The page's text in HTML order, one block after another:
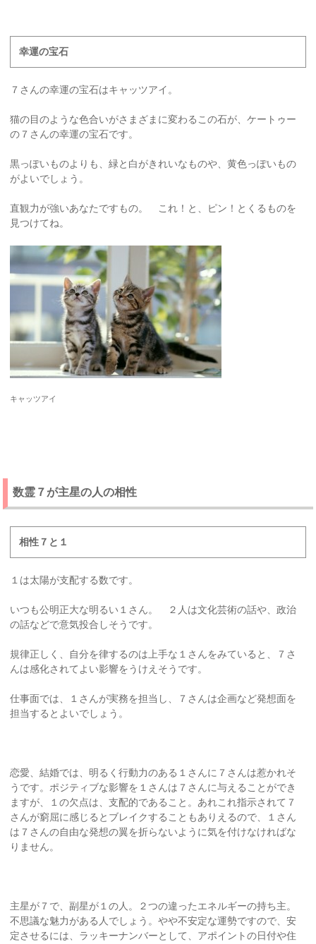
幸運の宝石
７さんの幸運の宝石はキャッツアイ。
猫の目のような色合いがさまざまに変わるこの石が、ケートゥー
の７さんの幸運の宝石です。
黒っぽいものよりも、緑と白がきれいなものや、黄色っぽいもの
がよいでしょう。
直観力が強いあなたですもの。 これ！と、ピン！とくるものを
見つけてね。
キャッツアイ
数霊７が主星の人の相性
相性７と１
１は太陽が支配する数です。
いつも公明正大な明るい１さん。 ２人は文化芸術の話や、政治
の話などで意気投合しそうです。
規律正しく、自分を律するのは上手な１さんをみていると、７さ
んは感化されてよい影響をうけえそうです。
仕事面では、１さんが実務を担当し、７さんは企画など発想面を
担当するとよいでしょう。
恋愛、結婚では、明るく行動力のある１さんに７さんは惹かれそ
うです。ポジティブな影響を１さんは７さんに与えることができ
ますが、１の欠点は、支配的であること。あれこれ指示されて７
さんが窮屈に感じるとブレイクすることもありえるので、１さん
は７さんの自由な発想の翼を折らないように気を付けなければな
りません。
主星が７で、副星が１の人。２つの違ったエネルギーの持ち主。
不思議な魅力がある人でしょう。やや不安定な運勢ですので、安
定させるには、ラッキーナンバーとして、アポイントの日付や住